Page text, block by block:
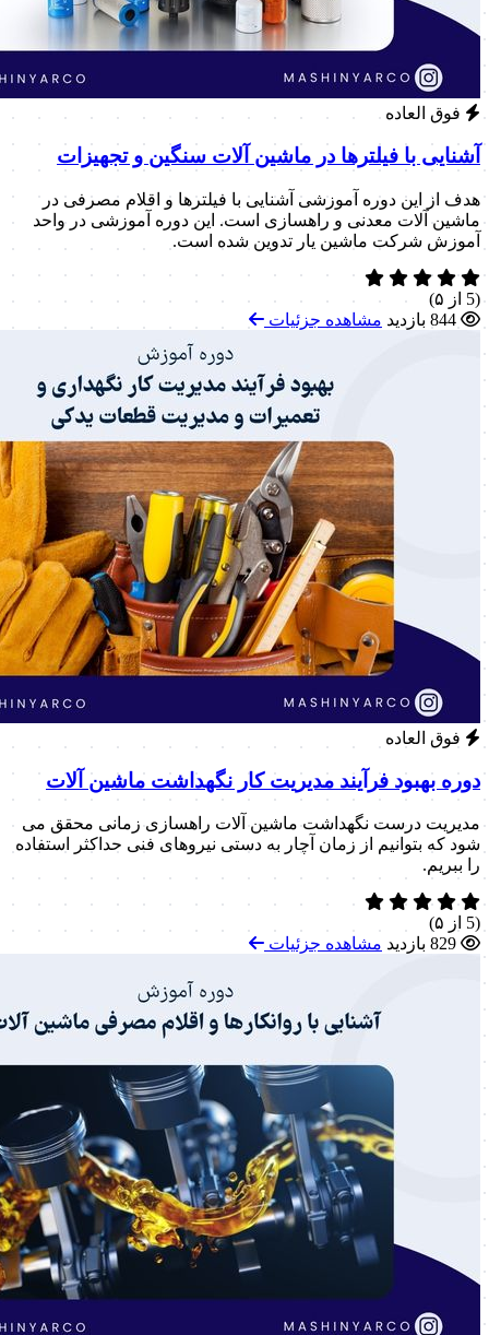
فوق العاده
آشنایی با فیلترها در ماشین آلات سنگین و تجهیزات
هدف از این دوره آموزشی آشنایی با فیلترها و اقلام مصرفی در
ماشین آلات معدنی و راهسازی است. این دوره آموزشی در واحد
آموزش شرکت ماشین یار تدوین شده است.
(5 از ۵)
مشاهده جزئیات
فوق العاده
دوره بهبود فرآیند مدیریت کار نگهداشت ماشین آلات
مدیریت درست نگهداشت ماشین آلات راهسازی زمانی محقق می
شود که بتوانیم از زمان آچار به دستی نیروهای فنی حداکثر استفاده
را ببریم.
(5 از ۵)
مشاهده جزئیات